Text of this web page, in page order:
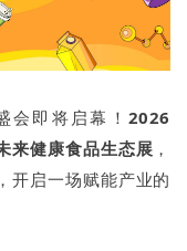
会即将启幕！ 2026
来健康食品生态展 ，
开启一场赋能产业的